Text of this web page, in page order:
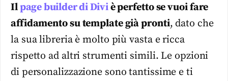
Ilpage builder di Diviè perfetto se vuoi fare
affidamento su template già pronti, dato che
la sua libreria è molto più vasta e ricca
rispetto ad altri strumenti simili. Le opzioni
di personalizzazione sono tantissime e ti